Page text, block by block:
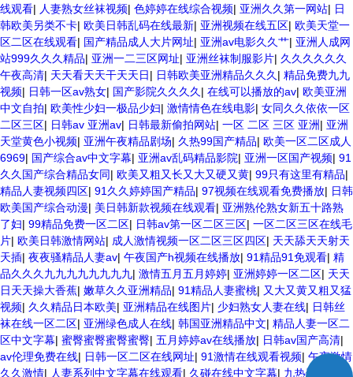
线观看| 人妻熟女丝袜视频| 色婷婷在线综合视频| 亚洲久久第一网站| 日
韩欧美另类不卡| 欧美日韩乱码在线最新| 亚洲视频在线五区| 欧美天堂一
区二区在线观看| 国产精品成人大片网址| 亚洲av电影久久艹| 亚洲人成网
站999久久久精品| 亚洲一二三区网址| 亚洲丝袜制服影片| 久久久久久久
午夜高清| 天天看天天干天天日| 日韩欧美亚洲精品久久久 | 精品免费九九
视频| 日韩一区av熟女| 国产影院久久久久 | 在线可以播放的av| 欧美亚洲
中文自拍| 欧美性少妇一极品少妇| 激情情色在线电影| 女同久久依依一区
二区三区| 日韩av 亚洲av| 日韩最新偷拍网站| 一区 二区 三区 亚洲| 亚洲
天堂黄色小视频| 亚洲午夜精品剧场| 久热99国产精品| 欧美一区二区成人
6969| 国产综合av中文字幕| 亚洲av乱码精品影院| 亚洲一区国产视频| 91
久久国产综合精品女同| 欧美又粗又长又大又硬又黄| 99只有这里有精品|
精品人妻视频四区| 91久久婷婷国产精品| 97视频在线观看免费播放| 日韩
欧美国产综合动漫| 美日韩新款视频在线观看| 亚洲熟伦熟女新五十路熟
了妇| 99精品免费一区二区| 日韩av第一区二区三区| 一区二区三区在线毛
片| 欧美日韩激情网站| 成人激情视频一区二区三区四区| 天天舔天天射天
天插| 夜夜骚精品人妻av| 午夜国产h视频在线播放| 91精品91免观看| 精
品久久久九九九九九九九九| 激情五月五月婷婷| 亚洲婷婷一区二区| 天天
日天天操大香蕉| 嫩草久久亚洲精品| 91精品人妻蜜桃| 又大又黄又粗又猛
视频| 久久精品日本欧美| 亚洲精品在线图片| 少妇熟女人妻在线| 日韩丝
袜在线一区二区| 亚洲绿色成人在线| 韩国亚洲精品中文| 精品人妻一区二
区中文字幕| 蜜臀蜜臀蜜臀蜜臀| 五月婷婷av在线播放| 日韩av国产高清|
av伦理免费在线| 日韩一区二区在线网址| 91激情在线观看视频| 午夜激情
久久激情| 人妻系列中文字幕在线观看| 久碰在线中文字幕| 九热这里只有